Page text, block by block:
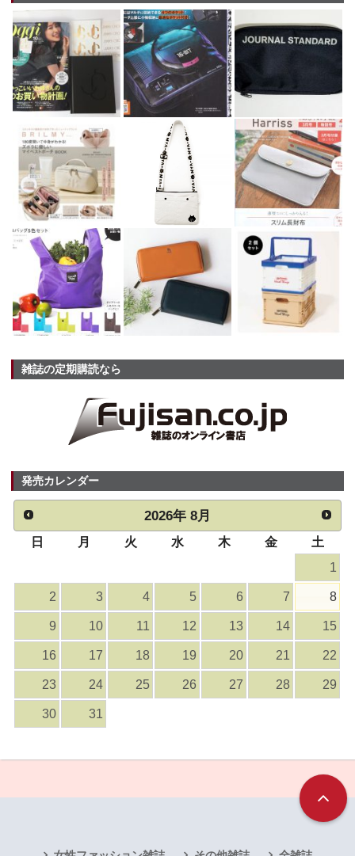
雑誌の定期購読なら
発売カレンダー
2026年 8月
日 月 火 水 木 金
土
1
2 3 4 5 6 7 8
9 10 11 12 13 14 15
16 17 18 19 20 21 22
23 24 25 26 27 28 29
30 31